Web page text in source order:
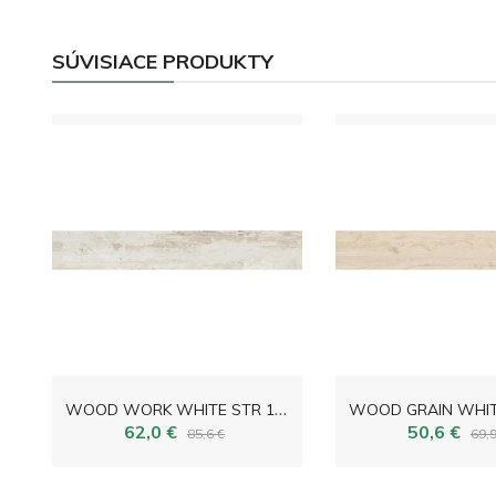
SÚVISIACE PRODUKTY
W
OOD WORK WHITE STR 179,8x23,0
62,0 € 85,6 € 50,6 €